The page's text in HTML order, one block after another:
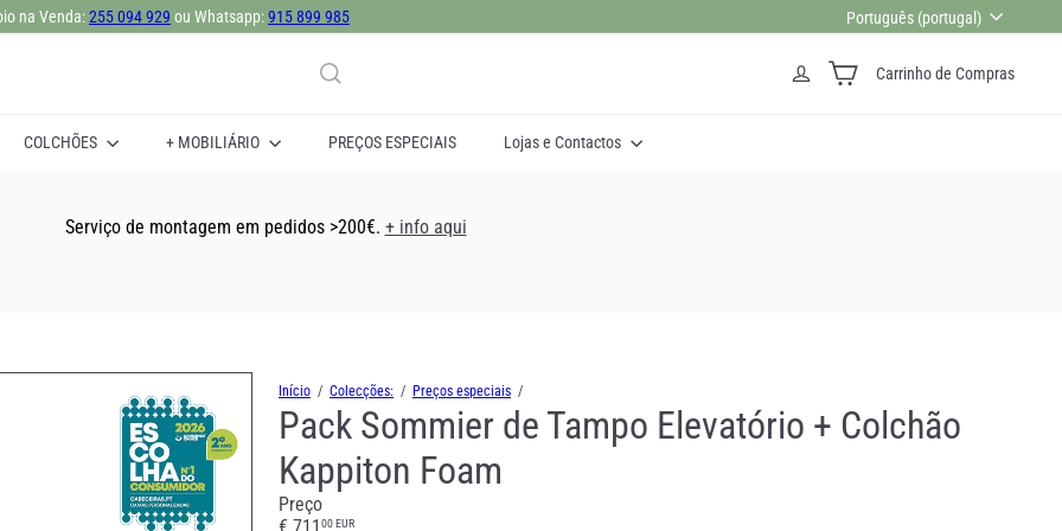
slideshow
Compre Online ou visite uma das nossas lojas: Lisboa, Sintra, Matosinhos e Paredes.
255 094 929
915 899 985
Português (portugal)
Carrinho de Compras
COLCHÕES + MOBILIÁRIO PREÇOS ESPECIAIS Lojas e Contactos
Serviço de montagem em pedidos >200€. + info aqui
Início Colecções: Preços especiais
Pack Sommier de Tampo Elevatório + Colchão
Kappiton Foam
Preço
Preço 00 EUR